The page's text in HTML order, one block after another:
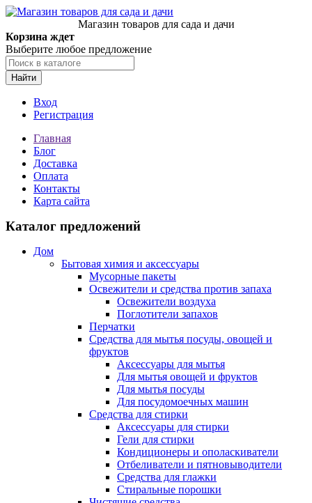
Магазин товаров для сада и дачи
Корзина ждет
Выберите любое предложение
Найти
Вход
Регистрация
Главная
Блог
Доставка
Оплата
Контакты
Карта сайта
Каталог предложений
Дом
Бытовая химия и аксессуары
Мусорные пакеты
Освежители и средства против запаха
Освежители воздуха
Поглотители запахов
Перчатки
Средства для мытья посуды, овощей и
фруктов
Аксессуары для мытья
Для мытья овощей и фруктов
Для мытья посуды
Для посудомоечных машин
Средства для стирки
Аксессуары для стирки
Гели для стирки
Кондиционеры и ополаскиватели
Отбеливатели и пятновыводители
Средства для глажки
Стиральные порошки